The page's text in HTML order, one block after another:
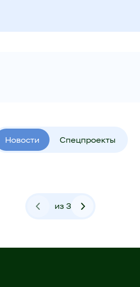
Новости Спецпроекты
из 3